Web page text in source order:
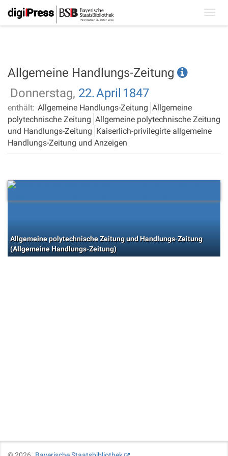
Allgemeine Handlungs-Zeitung
Donnerstag, 22.April 1847
enthält: Allgemeine Handlungs-Zeitung Allgemeine
polytechnische Zeitung Allgemeine polytechnische Zeitung
und Handlungs-Zeitung Kaiserlich-privilegirte allgemeine
Handlungs-Zeitung und Anzeigen
Allgemeine polytechnische Zeitung und Handlungs-Zeitung
(Allgemeine Handlungs-Zeitung)